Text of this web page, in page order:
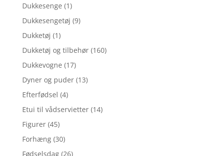
Dukkesenge (1)
Dukkesengetøj (9)
Dukketøj (1)
Dukketøj og tilbehør (160)
Dukkevogne (17)
Dyner og puder (13)
Efterfødsel (4)
Etui til vådservietter (14)
Figurer (45)
Forhæng (30)
Fødselsdag (26)